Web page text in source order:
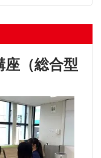
座（総合型